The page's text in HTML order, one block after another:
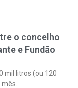
o concelho
e Fundão
mil litros (ou 120